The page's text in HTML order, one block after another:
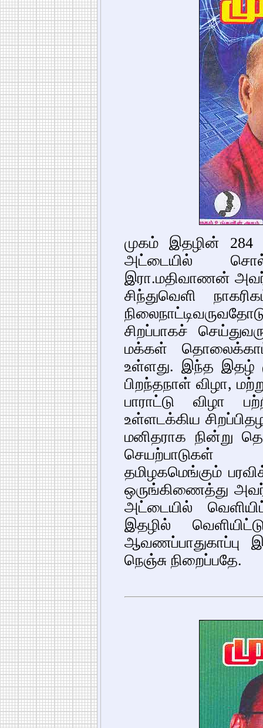
முகம் இதழின்
அட்டையில்
இரா.மதிவாணன்
சிந்துவெளி
சிறப்பாகச்
மக்கள்
உள்ளது. இந்த இதழ்
பிறந்தநாள் விழா,
பாராட்டு விழா
உள்ளடக்கிய
மனிதராக நின்று
செயற்பாடுகள்
தமிழகமெங்கும்
ஒருங்கிணைத்து
அட்டையில்
இதழில்
ஆவணப்பாதுகாப்பு
நெஞ்சு நிறைப்பதே.